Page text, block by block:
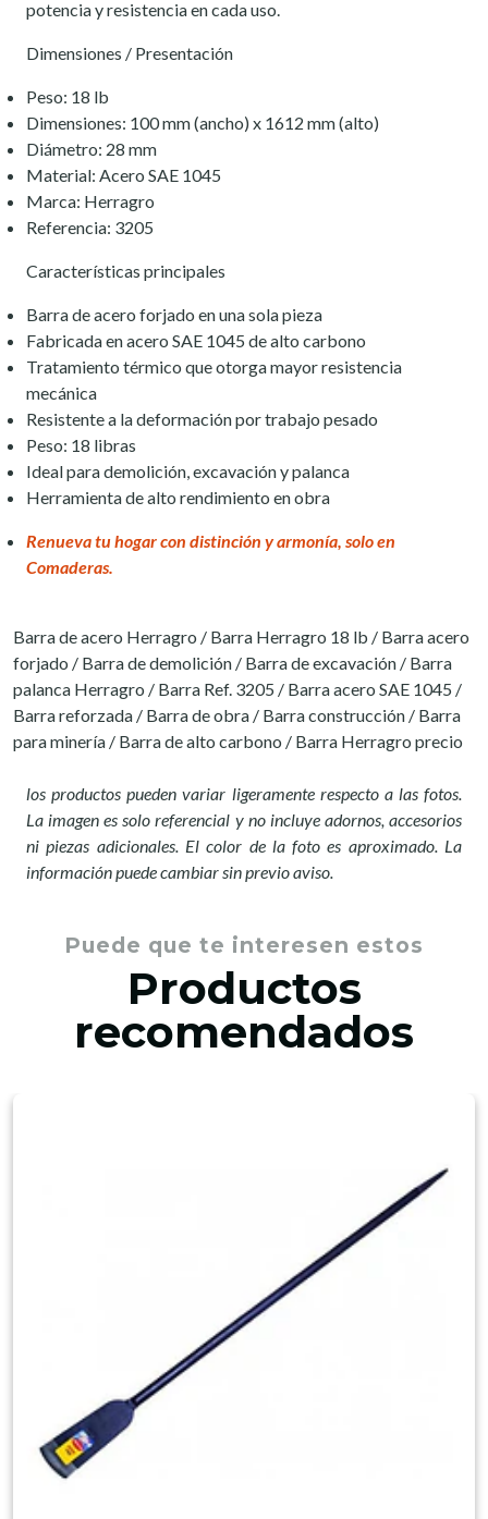
potencia y resistencia en cada uso.
Dimensiones / Presentación
Peso: 18 lb
Dimensiones: 100 mm (ancho) x 1612 mm (alto)
Diámetro: 28 mm
Material: Acero SAE 1045
Marca: Herragro
Referencia: 3205
Características principales
Barra de acero forjado en una sola pieza
Fabricada en acero SAE 1045 de alto carbono
Tratamiento térmico que otorga mayor resistencia
mecánica
Resistente a la deformación por trabajo pesado
Peso: 18 libras
Ideal para demolición, excavación y palanca
Herramienta de alto rendimiento en obra
Renueva tu hogar con distinción y armonía, solo en
Comaderas.
Barra de acero Herragro / Barra Herragro 18 lb / Barra acero
forjado / Barra de demolición / Barra de excavación / Barra
palanca Herragro / Barra Ref. 3205 / Barra acero SAE 1045 /
Barra reforzada / Barra de obra / Barra construcción / Barra
para minería / Barra de alto carbono / Barra Herragro precio
los productos pueden variar ligeramente respecto a las fotos.
La imagen es solo referencial y no incluye adornos, accesorios
ni piezas adicionales. El color de la foto es aproximado. La
información puede cambiar sin previo aviso.
Puede que te interesen estos
Productos
recomendados